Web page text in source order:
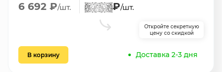
6 692 ₽/шт. ₽/шт.
Откройте секретную
цену со скидкой
В корзину Доставка 2-3 дня